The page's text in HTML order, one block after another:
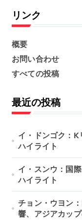
リンク
概要
お問い合わせ
すべての投稿
最近の投稿
イ・ドンゴク：
ハイライト
イ・スンウ：国
ハイライト
チョン・ウヨン
響、アジアカッ